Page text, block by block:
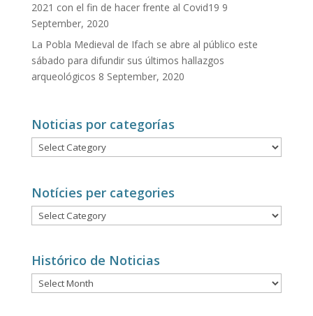
2021 con el fin de hacer frente al Covid19 9
September, 2020
La Pobla Medieval de Ifach se abre al público este
sábado para difundir sus últimos hallazgos
arqueológicos 8 September, 2020
Noticias por categorías
Noticias
por
Notícies per categories
Notícies
per
Histórico de Noticias
Histórico
de